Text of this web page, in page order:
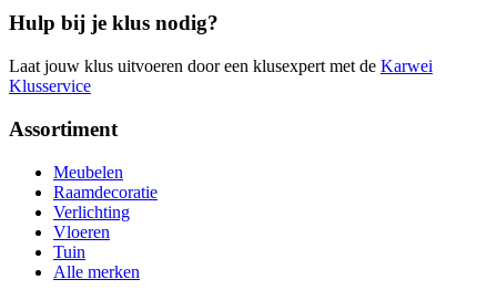
Hulp bij je klus nodig?
Laat jouw klus uitvoeren door een klusexpert met de Karwei
Klusservice
Assortiment
Meubelen
Raamdecoratie
Verlichting
Vloeren
Tuin
Alle merken